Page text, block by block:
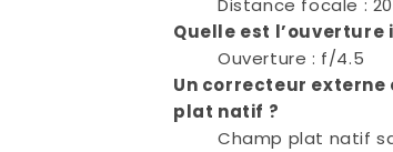
Distance focale :
Quelle est l’ouverture
Ouverture : f/4.5
Un correcteur
plat natif ?
Champ plat natif